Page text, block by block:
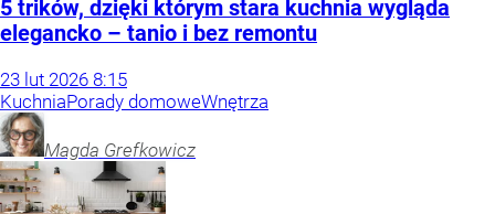
5 trików, dzięki którym stara kuchnia wygląda
elegancko – tanio i bez remontu
23 lut 2026 8:15
KuchniaPorady domoweWnętrza
Magda Grefkowicz